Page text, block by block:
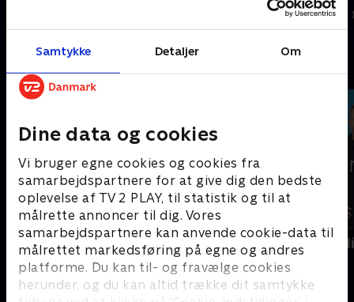
Samtykke Detaljer Om
Dine data og cookies
Vi bruger egne cookies og cookies fra
samarbejdspartnere for at give dig den bedste
oplevelse af TV 2 PLAY, til statistik og til at
målrette annoncer til dig. Vores
samarbejdspartnere kan anvende cookie-data til
målrettet markedsføring på egne og andres
platforme. Du kan til- og fravælge cookies
herunder, og du kan altid trække dit samtykke
år, er der drømme om dansk
14. februar 2026 • 133 min
Andre så også
Vinter-OL - Højdepunkter
Sport Cykling